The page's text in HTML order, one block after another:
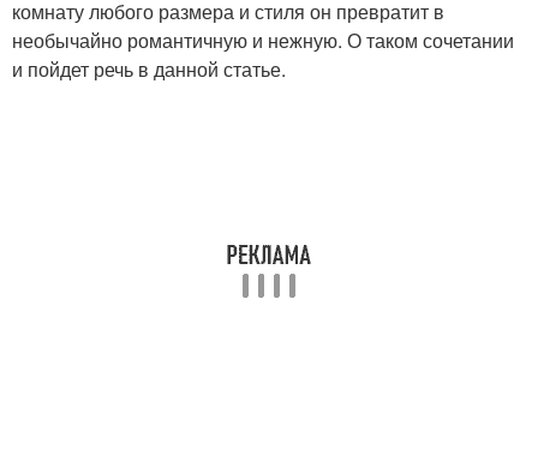
комнату любого размера и стиля он превратит в
необычайно романтичную и нежную. О таком сочетании
и пойдет речь в данной статье.